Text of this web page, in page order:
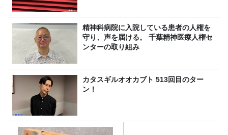
精神科病院に入院している患者の人権を
守り、声を届ける。 千葉精神医療人権セ
ンターの取り組み
カタスギルオオカブト 513回目のター
ン！